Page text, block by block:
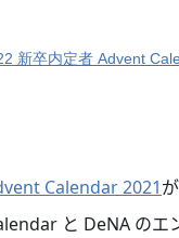
新卒内定者 Advent
Calendar 2021
と DeNA のエ